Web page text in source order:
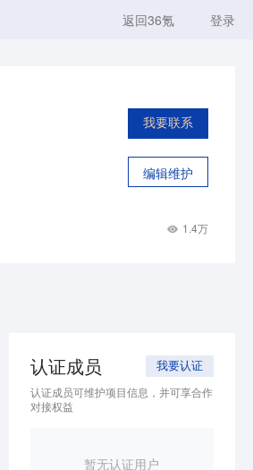
返回36氪 登录
我要联系
编辑维护
1.4万
认证成员 我要认证
认证成员可维护项目信息，并可享合作
对接权益
暂无认证用户